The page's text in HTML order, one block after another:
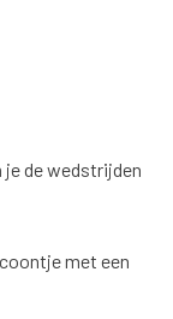
de wedstrijden
met een